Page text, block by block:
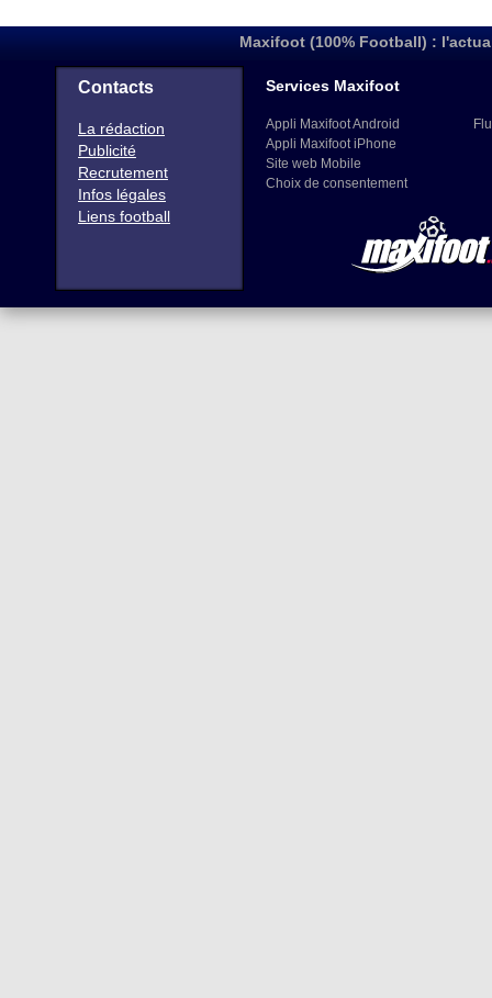
Maxifoot (100% Football) :
Contacts
La rédaction
Publicité
Recrutement
Infos légales
Liens football
Services Maxifoot
Appli Maxifoot Android
Appli Maxifoot iPhone
Site web Mobile
Choix de consentement